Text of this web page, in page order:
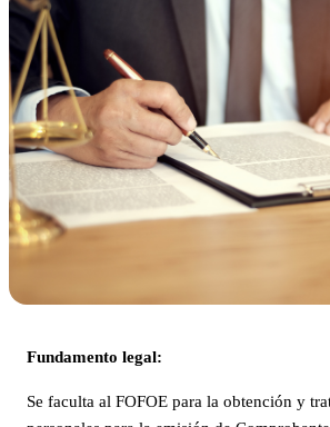
Fundamento legal:
Se faculta al FOFOE para la obtención y